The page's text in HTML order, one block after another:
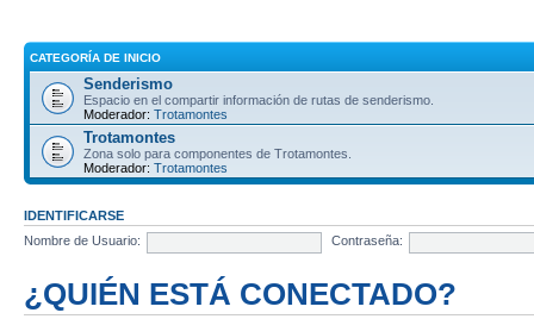
CATEGORÍA DE INICIO
Senderismo
Espacio en el compartir información de rutas de senderismo.
Moderador: Trotamontes
Trotamontes
Zona solo para componentes de Trotamontes.
Moderador: Trotamontes
IDENTIFICARSE
Nombre de Usuario:
Contraseña:
¿QUIÉN ESTÁ CONECTADO?